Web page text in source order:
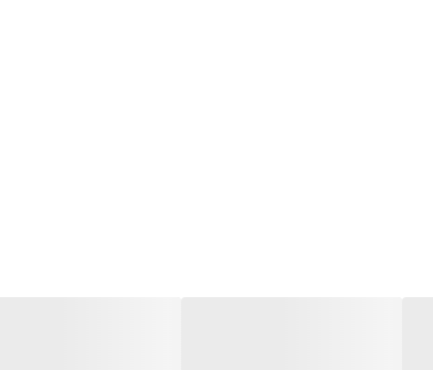
بدون بوی تند و با کمترین آسیب به مو و پوست سر.
از موخوره)، روغن آرگان (نرمی و درخشندگی)، روغن زیتون
یکدست و ماندگار.